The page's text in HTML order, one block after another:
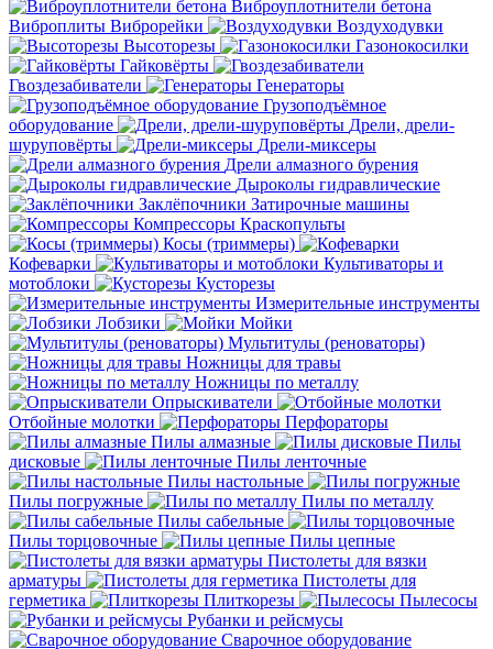
Виброуплотнители бетона
Виброплиты Виброрейки
Воздуходувки
Высоторезы
Газонокосилки
Гайковёрты
Гвоздезабиватели
Генераторы
Грузоподъёмное
оборудование
Дрели, дрели-
шуруповёрты
Дрели-миксеры
Дрели алмазного бурения
Дыроколы гидравлические
Заклёпочники Затирочные машины
Компрессоры Краскопульты
Косы (триммеры)
Кофеварки
Культиваторы и
мотоблоки
Кусторезы
Измерительные инструменты
Лобзики
Мойки
Мультитулы (реноваторы)
Ножницы для травы
Ножницы по металлу
Опрыскиватели
Отбойные молотки
Перфораторы
Пилы алмазные
Пилы
дисковые
Пилы ленточные
Пилы настольные
Пилы погружные
Пилы по металлу
Пилы сабельные
Пилы торцовочные
Пилы цепные
Пистолеты для вязки
арматуры
Пистолеты для
герметика
Плиткорезы
Пылесосы
Рубанки и рейсмусы
Сварочное оборудование